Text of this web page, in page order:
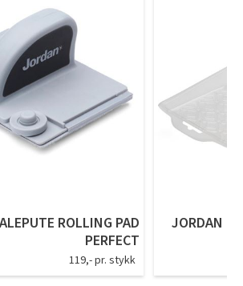
ROLLING PAD
PERFECT
119,- pr. stykk
JORDAN